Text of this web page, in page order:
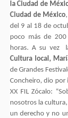
la Ciudad de
Ciudad de México
del 9 al 18 de
poco más de
horas. A su vez
Cultura local,
de Grandes
Concheiro, dio por
XX FIL Zócalo:
nosotros la
un derecho y no